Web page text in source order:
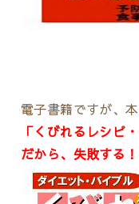
電子書籍ですが、
「くびれるレシピ
だから、失敗する